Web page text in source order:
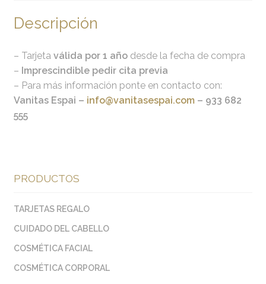
Descripción
– Tarjeta válida por 1 añodesde la fecha de compra
– Imprescindible pedir cita previa
– Para más información ponte en contacto con:
Vanitas Espai – info@vanitasespai.com – 933 682
555
PRODUCTOS
TARJETAS REGALO
CUIDADO DEL CABELLO
COSMÉTICA FACIAL
COSMÉTICA CORPORAL